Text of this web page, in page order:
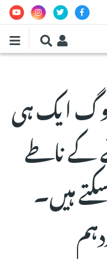
ایک ہی
ناطے
ہیں۔